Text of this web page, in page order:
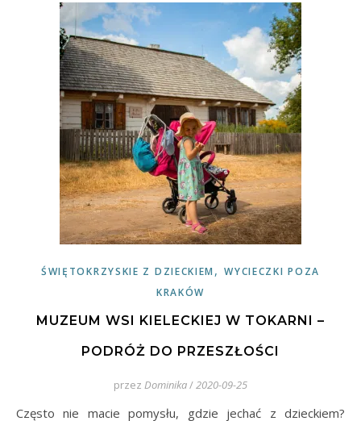
ŚWIĘTOKRZYSKIE Z DZIECKIEM ,WYCIECZKI POZA
KRAKÓW
MUZEUM WSI KIELECKIEJ W TOKARNI –
PODRÓŻ DO PRZESZŁOŚCI
przez Dominika/2020-09-25
Często nie macie pomysłu, gdzie jechać z dzieckiem?